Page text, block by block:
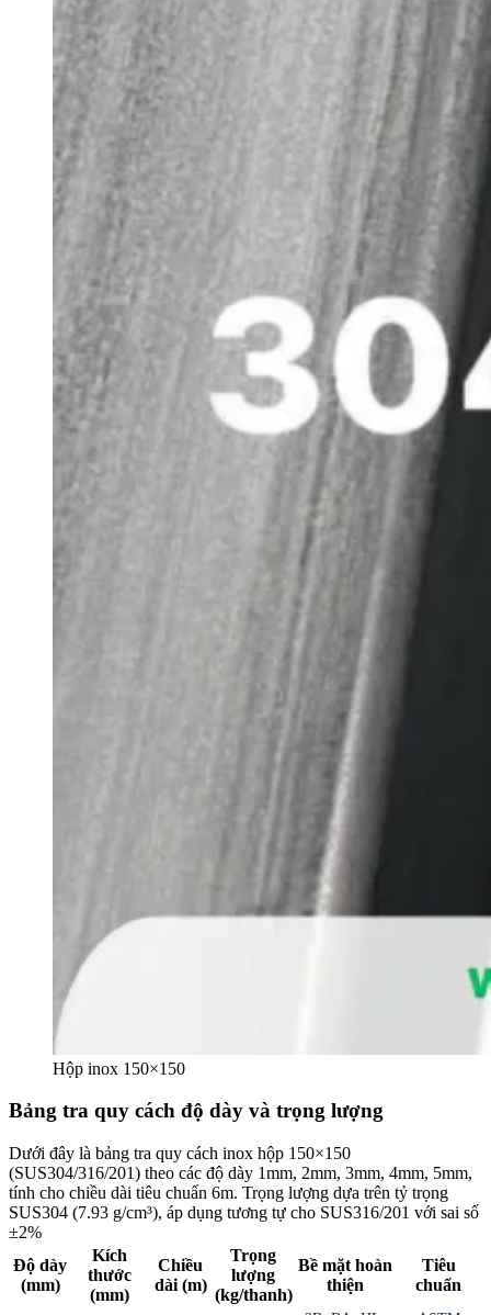
Hộp inox 150×150
Bảng tra quy cách độ dày và trọng lượng
Dưới đây là bảng tra quy cách inox hộp 150×150
(SUS304/316/201) theo các độ dày 1mm, 2mm, 3mm, 4mm, 5mm,
tính cho chiều dài tiêu chuẩn 6m. Trọng lượng dựa trên tỷ trọng
SUS304 (7.93 g/cm³), áp dụng tương tự cho SUS316/201 với sai số
±2%
Độ dày
(mm)
Kích
thước
(mm)
Chiều
dài (m)
Trọng
lượng
(kg/thanh)
Bề mặt hoàn
thiện
Tiêu
chuẩn